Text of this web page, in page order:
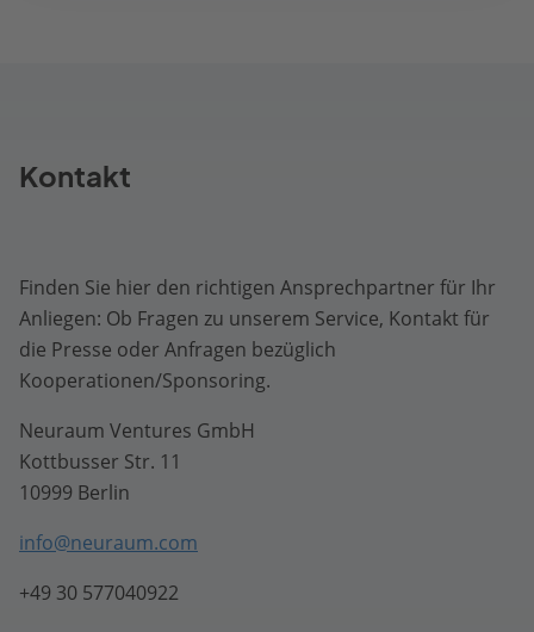
Kontakt
Finden Sie hier den richtigen Ansprechpartner für Ihr
Anliegen: Ob Fragen zu unserem Service, Kontakt für
die Presse oder Anfragen bezüglich
Kooperationen/Sponsoring.
Neuraum Ventures GmbH
Kottbusser Str. 11
10999 Berlin
info@neuraum.com
+49 30 577040922